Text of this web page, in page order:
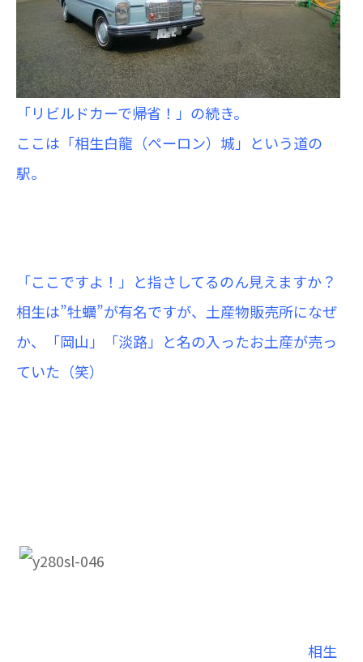
「リビルドカーで帰省！」の続き。
ここは「相生白龍（ペーロン）城」という道の
駅。
「ここですよ！」と指さしてるのん見えますか？
相生は”牡蠣”が有名ですが、土産物販売所になぜ
か、「岡山」「淡路」と名の入ったお土産が売っ
ていた（笑）
相生